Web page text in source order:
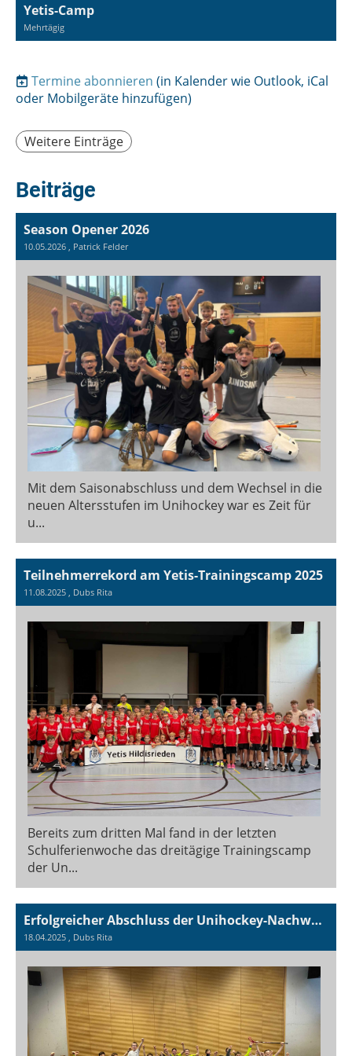
Yetis-Camp
Mehrtägig
Termine abonnieren (in Kalender wie Outlook, iCal
oder Mobilgeräte hinzufügen)
Weitere Einträge
Beiträge
Season Opener 2026
10.05.2026 , Patrick Felder
Mit dem Saisonabschluss und dem Wechsel in die
neuen Altersstufen im Unihockey war es Zeit für
u...
Teilnehmerrekord am Yetis-Trainingscamp 2025
11.08.2025 , Dubs Rita
Bereits zum dritten Mal fand in der letzten
Schulferienwoche das dreitägige Trainingscamp
der Un...
Erfolgreicher Abschluss der Unihockey-Nachwuchsabteilung der Sport Union Hildisrieden
18.04.2025 , Dubs Rita